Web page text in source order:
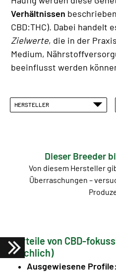
Verhältnissen beschrieben
CBD:THC). Dabei handelt
Zielwerte, die in der
Medium,
beeinflusst werden
HERSTELLER
Dieser Breeder
Von diesem Hersteller
Überraschungen –
Vorteile von CBD-
(sachlich)
Ausgewiesene Profile: